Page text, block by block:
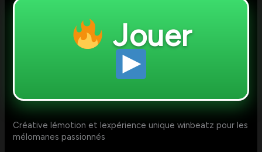
Jouer
Créative lémotion et lexpérience unique winbeatz pour les
mélomanes passionnés